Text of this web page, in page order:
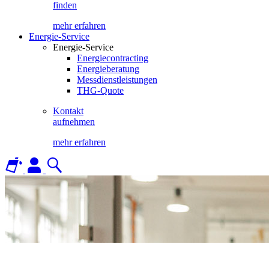
finden
mehr erfahren
Energie-Service
Energie-Service
Energiecontracting
Energieberatung
Messdienstleistungen
THG-Quote
Kontakt
aufnehmen
mehr erfahren